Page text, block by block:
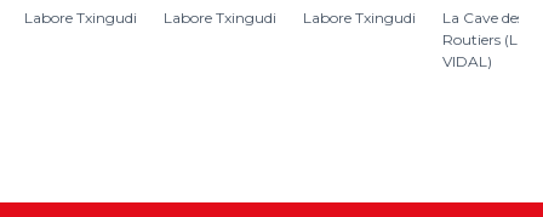
Labore Txingudi
Labore Txingudi
Labore Txingudi
La Cave des
Routiers (LUIS
VIDAL)